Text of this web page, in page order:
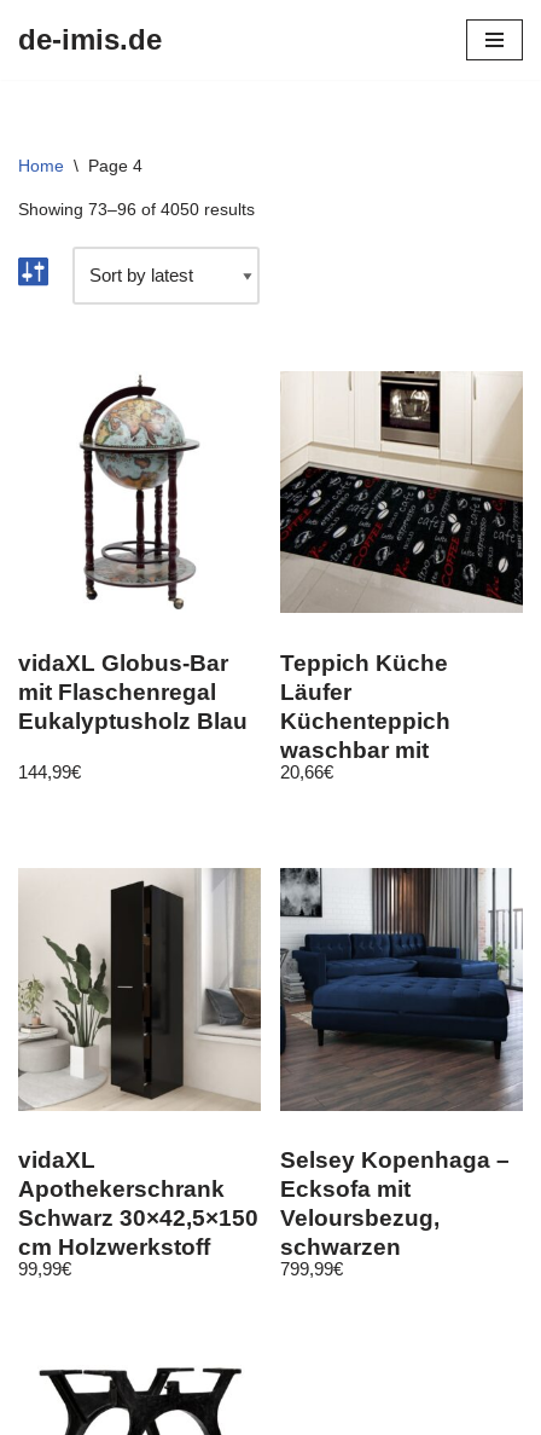
de-imis.de
Home \ Page 4
Showing 73–96 of 4050 results
vidaXL Globus-Bar
mit Flaschenregal
Eukalyptusholz Blau
144,99€
Teppich Küche
Läufer
Küchenteppich
waschbar mit
Schriftzug Coffee in
20,66€
vidaXL
Apothekerschrank
Schwarz 30×42,5×150
cm Holzwerkstoff
99,99€
Selsey Kopenhaga –
Ecksofa mit
Veloursbezug,
schwarzen
Holzbeinen 225 breit
799,99€